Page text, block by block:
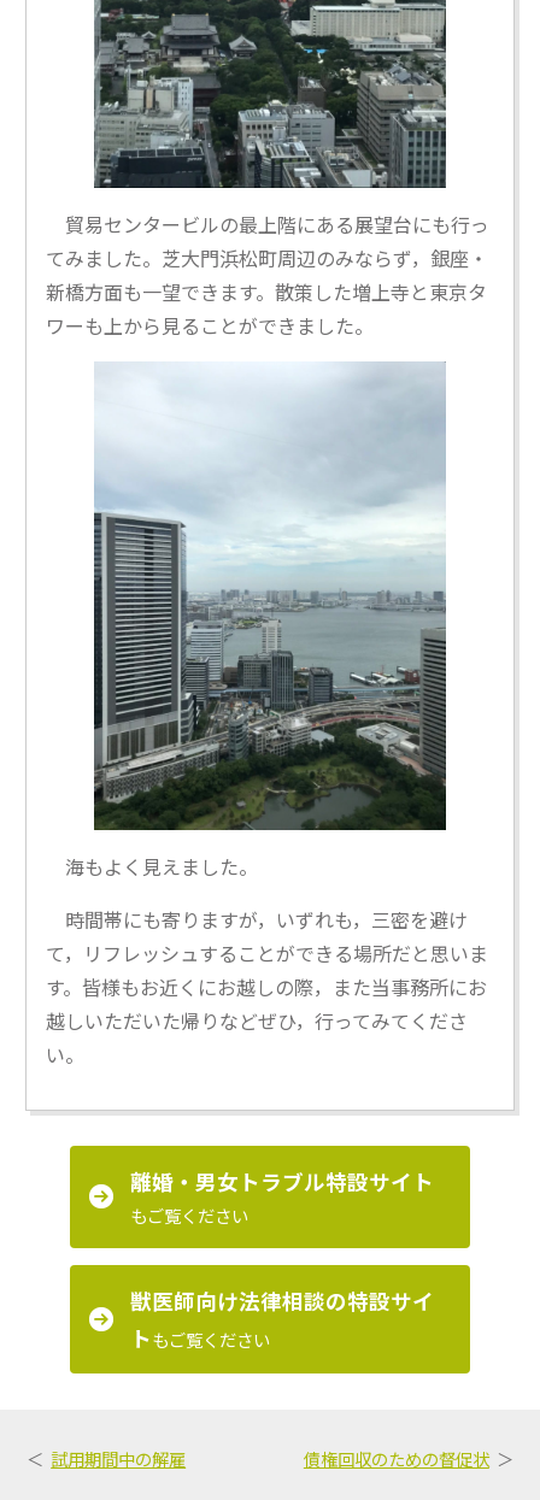
貿易センタービルの最上階にある展望台にも行っ
てみました。芝大門浜松町周辺のみならず，銀座・
新橋方面も一望できます。散策した増上寺と東京タ
ワーも上から見ることができました。
海もよく見えました。
時間帯にも寄りますが，いずれも，三密を避け
て，リフレッシュすることができる場所だと思いま
す。皆様もお近くにお越しの際，また当事務所にお
越しいただいた帰りなどぜひ，行ってみてくださ
い。
離婚・男女トラブル特設サイト
もご覧ください
獣医師向け法律相談の特設サイ
トもご覧ください
試用期間中の解雇 債権回収のための督促状